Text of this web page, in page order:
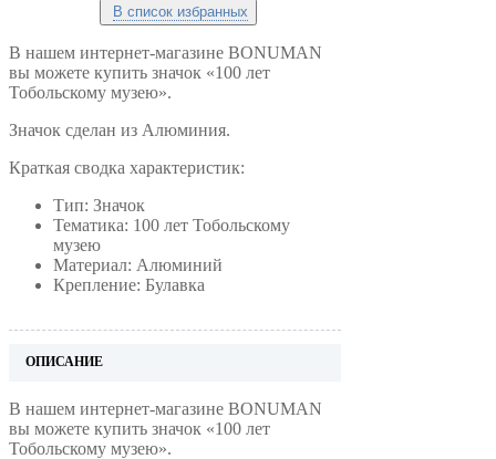
В список избранных
В нашем интернет-магазине BONUMAN
вы можете купить значок «100 лет
Тобольскому музею».
Значок сделан из Алюминия.
Краткая сводка характеристик:
Тип: Значок
Тематика: 100 лет Тобольскому
музею
Материал: Алюминий
Крепление: Булавка
ОПИСАНИЕ
В нашем интернет-магазине BONUMAN
вы можете купить значок «100 лет
Тобольскому музею».